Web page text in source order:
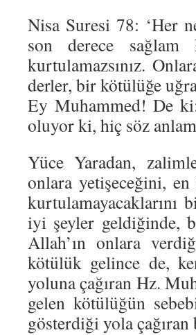
Nisa Suresi 78: ‘Her
son derece sağlam
kurtulamazsınız.
derler, bir kötülüğe
Ey Muhammed! De
oluyor ki, hiç söz
Yüce Yaradan,
onlara yetişeceğini,
kurtulamayacaklarını
iyi şeyler geldiğinde,
Allah’ın onlara
kötülük gelince de,
yoluna çağıran Hz.
gelen kötülüğün
gösterdiği yola